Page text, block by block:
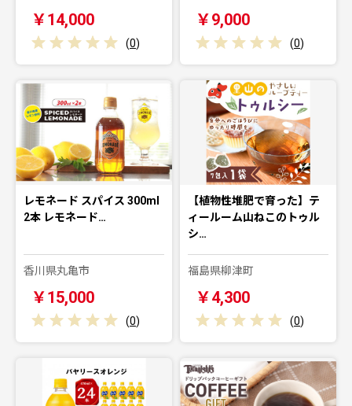
￥14,000
(0)
￥9,000
(0)
レモネード スパイス 300ml
2本 レモネード…
香川県丸亀市
￥15,000
(0)
【植物性堆肥で育った】テ
ィールーム山ねこのトゥル
シ…
福島県柳津町
￥4,300
(0)